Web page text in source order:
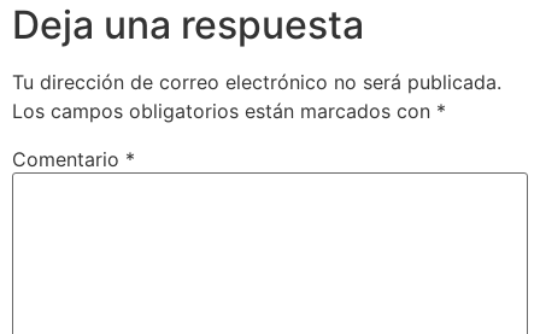
Deja una respuesta
Tu dirección de correo electrónico no será publicada.
Los campos obligatorios están marcados con *
Comentario *